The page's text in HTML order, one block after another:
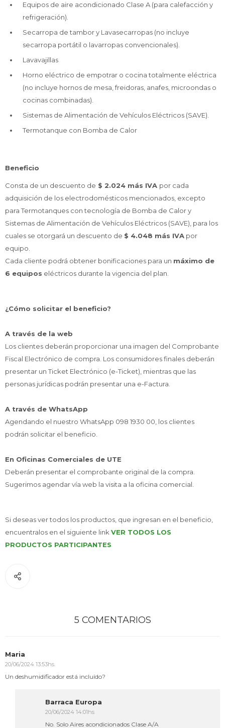
Equipos de aire acondicionado Clase A (para calefacción y
refrigeración).
Secarropa de tambor y Lavasecarropas (no incluye
secarropa portátil o lavarropas convencionales).
Lavavajillas
Horno eléctrico de empotrar o cocina totalmente eléctrica
(no incluye hornos de mesa, freidoras, anafes, microondas o
cocinas combinadas).
Sistemas de Alimentación de Vehículos Eléctricos (SAVE).
Termotanque con Bomba de Calor
Beneficio
Consta de un descuento de $ 2.024 más IVA por cada
adquisición de los electrodomésticos mencionados, excepto
para Termotanques con tecnología de Bomba de Calor y
Sistemas de Alimentación de Vehículos Eléctricos (SAVE), para los
cuales se otorgará un descuento de $ 4.048 más IVA por
equipo.
Cada cliente podrá obtener bonificaciones para un máximo de
6 equipos eléctricos durante la vigencia del plan.
¿Cómo solicitar el beneficio?
A través de la web
Los clientes deberán proporcionar una imagen del Comprobante
Fiscal Electrónico de compra. Los consumidores finales deberán
presentar un Ticket Electrónico (e-Ticket), mientras que las
personas jurídicas podrán presentar una e-Factura.
A través de WhatsApp
Agendando el nuestro WhatsApp 098 1930 00, los clientes
podrán solicitar el beneficio.
En Oficinas Comerciales de UTE
Deberán presentar el comprobante original de la compra.
Sugerimos agendar vía web la visita a la oficina comercial.
Si deseas ver todos los productos, que ingresan en el beneficio,
encuentralos en el siguiente link VER TODOS LOS
PRODUCTOS PARTICIPANTES
5 COMENTARIOS
Maria
20/06/2024 13:53hs.
Un deshumidificador está incluído?
Barraca Europa
20/06/2024 14:01hs
No. Solo Aires acondicionados Clase A/A
Outlet
Atención Personalizada
Local
Service